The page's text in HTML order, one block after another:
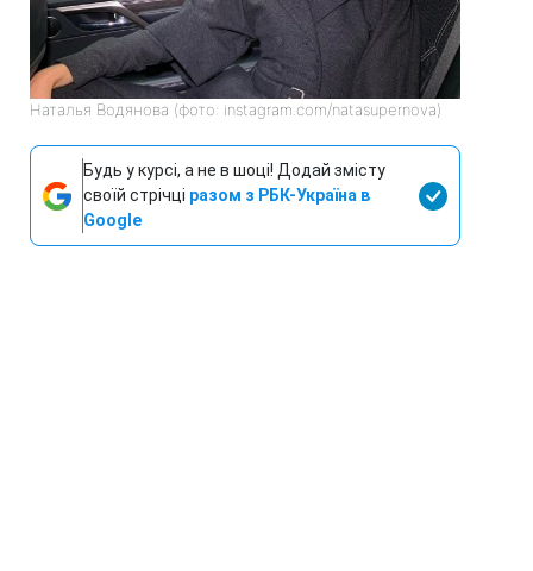
Наталья Водянова (фото: instagram.com/natasupernova)
Будь у курсі, а не в шоці! Додай змісту
своїй стрічці разом з РБК-Україна в
Google